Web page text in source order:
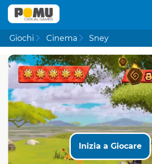
Giochi Cinema Sney
Inizia a Giocare